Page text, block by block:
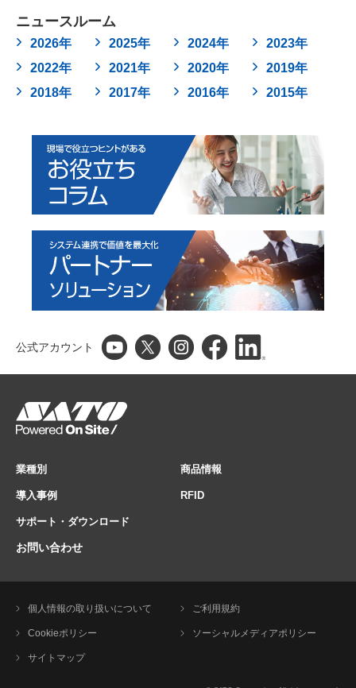
ニュースルーム
2026年 2025年 2024年
2023年
2022年
2021年 2020年
2019年
2018年
2017年 2016年 2015年
公式アカウント
業種別 商品情報
導入事例 RFID
サポート・ダウンロード
お問い合わせ
個人情報の取り扱いについて ご利用規約
Cookieポリシー ソーシャルメディアポリシー
サイトマップ